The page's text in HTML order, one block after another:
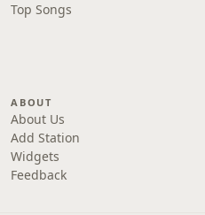
Top Songs
ABOUT
About Us
Add Station
Widgets
Feedback